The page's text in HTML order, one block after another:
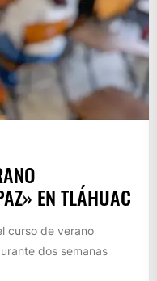
EN TLÁHUAC
curso de verano
dos semanas